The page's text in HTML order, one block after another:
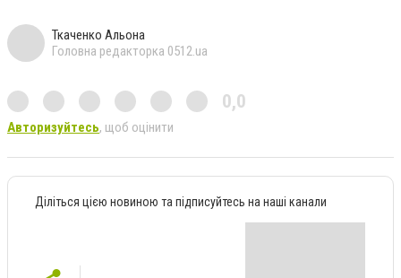
Ткаченко Альона
Головна редакторка 0512.ua
0,0
Авторизуйтесь, щоб оцінити
Діліться цією новиною та підписуйтесь на наші канали